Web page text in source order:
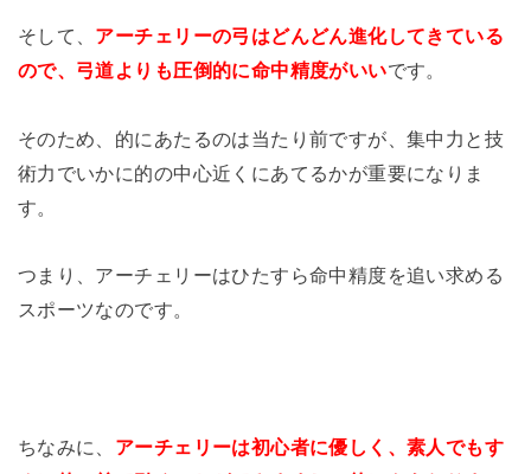
そして、 アーチェリーの弓はどんどん進化してきている
ので、弓道よりも圧倒的に命中精度がいいです。
そのため、的にあたるのは当たり前ですが、集中力と技
術力でいかに的の中心近くにあてるかが重要になりま
す。
つまり、アーチェリーはひたすら命中精度を追い求める
スポーツなのです。
ちなみに、 アーチェリーは初心者に優しく、素人でもす